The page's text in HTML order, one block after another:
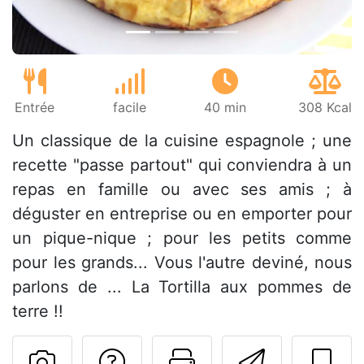
Entrée facile 40 min 308 Kcal
Un classique de la cuisine espagnole ; une
recette "passe partout" qui conviendra à un
repas en famille ou avec ses amis ; à
déguster en entreprise ou en emporter pour
un pique-nique ; pour les petits comme
pour les grands... Vous l'autre deviné, nous
parlons de ... La Tortilla aux pommes de
terre !!